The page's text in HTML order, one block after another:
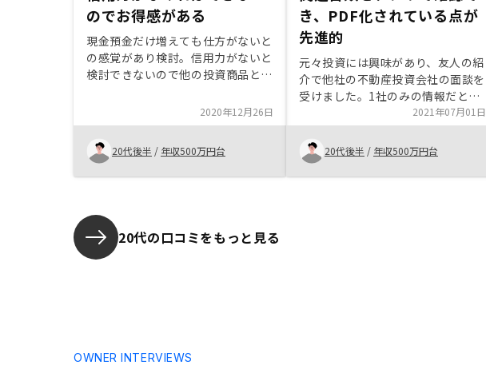
のでお得感がある
現金預金だけ増えても仕方がないと
の感覚があり検討。信用力がないと
検討できないので他の投資商品と比
2020年12月26日
20代後半 / 年収500万円台
き、PDF化されている点が
先進的
元々投資には興味があり、友人の紹
介で他社の不動産投資会社の面談を
受けました。1社のみの情報だと不
安だったため、他社比較のため
RENOSYで面談を受けました。アプ
リでの物件管理や関連書類がPDF化
されている点、需要のある東京1R
マンションに特化している点に惹か
2021年07月01日
20代後半 / 年収500万円台
20代の口コミをもっと見る
OWNER INTERVIEWS